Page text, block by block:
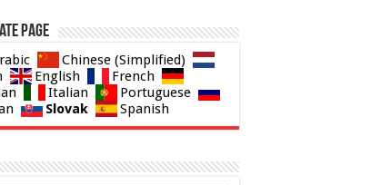
page
Chinese (Simplified)
English
French
Italian
Portuguese
Slovak Spanish